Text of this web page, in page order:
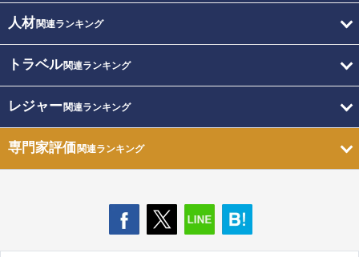
人材関連ランキング
トラベル関連ランキング
レジャー関連ランキング
専門家評価関連ランキング